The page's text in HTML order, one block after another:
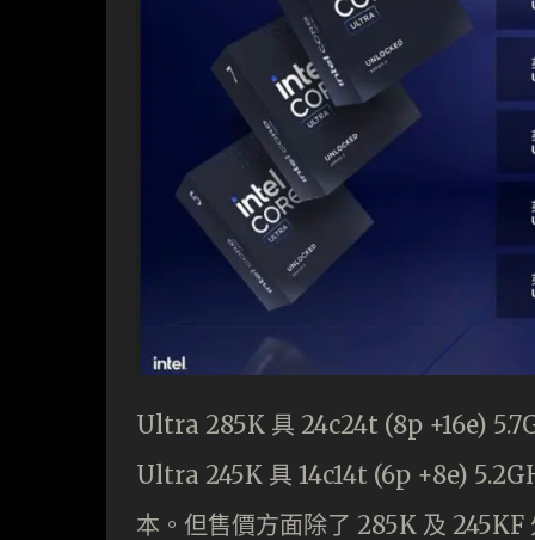
Ultra 285K 具 24c24t (8p +16e)
Ultra 245K 具 14c14t (6p +8e)
本。但售價方面除了 285K 及 245KF